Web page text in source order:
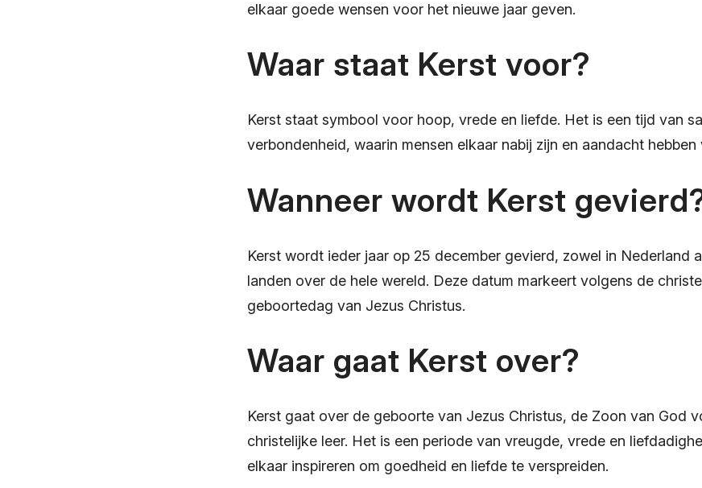
elkaar goede wensen voor het nieuwe jaar geven.
Waar staat Kerst voor?
Kerst staat symbool voor hoop, vrede en liefde. Het is een tijd van
verbondenheid, waarin mensen elkaar nabij zijn en aandacht hebben
Wanneer wordt Kerst
Kerst wordt ieder jaar op 25 december gevierd, zowel in Nederland
landen over de hele wereld. Deze datum markeert volgens de
geboortedag van Jezus Christus.
Waar gaat Kerst over?
Kerst gaat over de geboorte van Jezus Christus, de Zoon van God
christelijke leer. Het is een periode van vreugde, vrede en
elkaar inspireren om goedheid en liefde te verspreiden.